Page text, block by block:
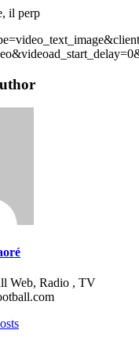
il perp
Web, Radio , TV